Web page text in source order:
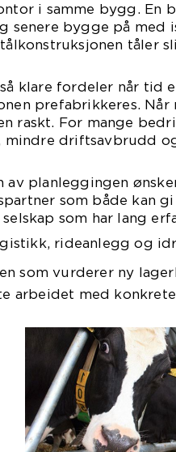
i samme bygg. En
senere bygge på med
tåler
klare fordeler når tid
prefabrikkeres.
raskt. For mange
driftsavbrudd
av planleggingen
som både kan
som har lang
rideanlegg og
som vurderer ny
arbeidet med